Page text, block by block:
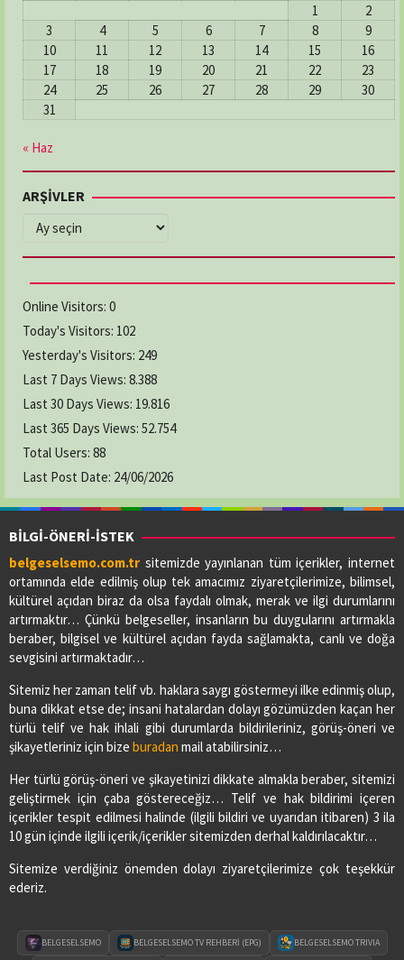
1
2
3
4 5 6 7 8
9
10
11 12 13 14 15
16
17
18 19 20 21 22
23
24
25 26 27 28 29
30
31
« Haz
ARŞİVLER
ARŞİVLER
Online Visitors: 0
Today's Visitors: 102
Yesterday's Visitors: 249
Last 7 Days Views: 8.388
Last 30 Days Views: 19.816
Last 365 Days Views: 52.754
Total Users: 88
Last Post Date: 24/06/2026
BİLGİ-ÖNERİ-İSTEK
belgeselsemo.com.tr sitemizde yayınlanan tüm içerikler, internet
ortamında elde edilmiş olup tek amacımız ziyaretçilerimize, bilimsel,
kültürel açıdan biraz da olsa faydalı olmak, merak ve ilgi durumlarını
artırmaktır… Çünkü belgeseller, insanların bu duygularını artırmakla
beraber, bilgisel ve kültürel açıdan fayda sağlamakta, canlı ve doğa
sevgisini artırmaktadır…
Sitemiz her zaman telif vb. haklara saygı göstermeyi ilke edinmiş olup,
buna dikkat etse de; insani hatalardan dolayı gözümüzden kaçan her
türlü telif ve hak ihlali gibi durumlarda bildirileriniz, görüş-öneri ve
şikayetleriniz için bize buradan mail atabilirsiniz…
Her türlü görüş-öneri ve şikayetinizi dikkate almakla beraber, sitemizi
geliştirmek için çaba göstereceğiz… Telif ve hak bildirimi içeren
içerikler tespit edilmesi halinde (ilgili bildiri ve uyarıdan itibaren) 3 ila
10 gün içinde ilgili içerik/içerikler sitemizden derhal kaldırılacaktır…
Sitemize verdiğiniz önemden dolayı ziyaretçilerimize çok teşekkür
ederiz.
BELGESELSEMO BELGESELSEMO TV REHBERİ (EPG) BELGESELSEMO TRIVIA